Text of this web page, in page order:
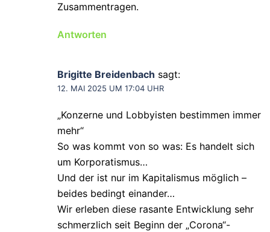
Zusammentragen.
Antworten
Brigitte Breidenbach sagt:
12. MAI 2025 UM 17:04 UHR
„Konzerne und Lobbyisten bestimmen immer
mehr“
So was kommt von so was: Es handelt sich
um Korporatismus…
Und der ist nur im Kapitalismus möglich –
beides bedingt einander…
Wir erleben diese rasante Entwicklung sehr
schmerzlich seit Beginn der „Corona“-